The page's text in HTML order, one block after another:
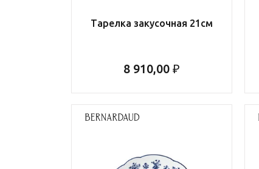
Тарелка закусочная 21см
8 910,00 ₽